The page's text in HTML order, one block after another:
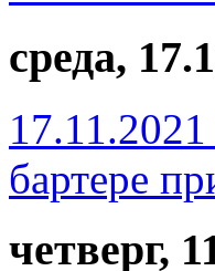
среда,
бартере
четверг,